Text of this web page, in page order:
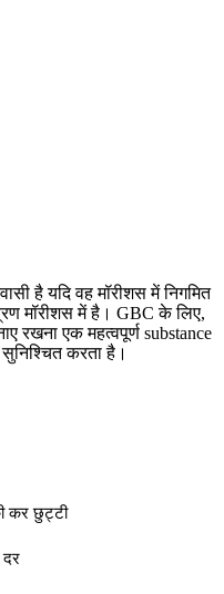
है यदि वह मॉरीशस में निगमित
मॉरीशस में है। GBC के लिए,
रखना एक महत्वपूर्ण substance
करता है।
कर छुट्टी